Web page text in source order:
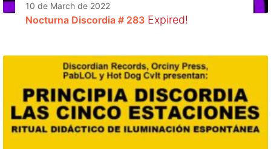
10 de March de 2022
Nocturna Discordia # 283 Expired!